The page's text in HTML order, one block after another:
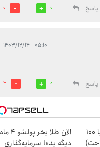
پاسخ
0
0
۰۵:۱۰ - ۱۴۰۳/۱۲/۱۴
پاسخ
0
3
پس‌انداز طلا فقط با ۱۰۰
الان طلا بخر پولشو 4 ماه
دیگه بده! سرمایه‌گذاری